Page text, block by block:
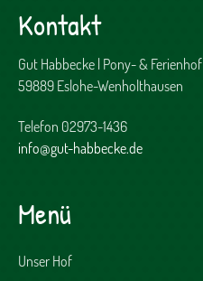
Kontakt
Gut Habbecke | Pony- & Ferienhof
59889 Eslohe-Wenholthausen
Telefon 02973-1436
info@gut-habbecke.de
Menü
Unser Hof